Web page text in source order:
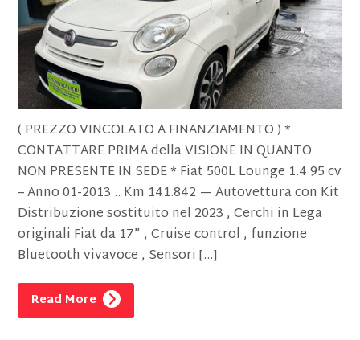
( PREZZO VINCOLATO A FINANZIAMENTO ) *
CONTATTARE PRIMA della VISIONE IN QUANTO
NON PRESENTE IN SEDE * Fiat 500L Lounge 1.4 95 cv
– Anno 01-2013 .. Km 141.842 — Autovettura con Kit
Distribuzione sostituito nel 2023 , Cerchi in Lega
originali Fiat da 17” , Cruise control , funzione
Bluetooth vivavoce , Sensori […]
Read More